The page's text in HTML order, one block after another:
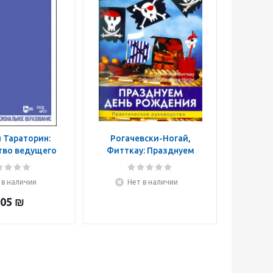
Тараторин:
ведущего
пособие
СПО
наличии
₪
Рогачевски-Ногай,
Фитткау: Празднуем
день рождения
Нет в наличии